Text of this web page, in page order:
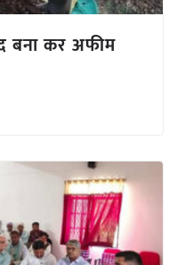
बना कर अफीम